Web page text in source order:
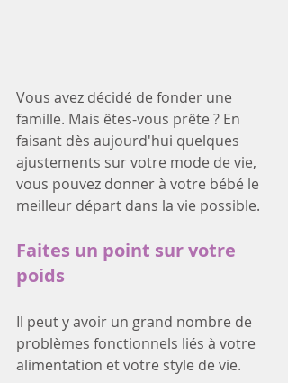
Vous avez décidé de fonder une
famille. Mais êtes-vous prête ? En
faisant dès aujourd'hui quelques
ajustements sur votre mode de vie,
vous pouvez donner à votre bébé le
meilleur départ dans la vie possible.
Faites un point sur votre
poids
Il peut y avoir un grand nombre de
problèmes fonctionnels liés à votre
alimentation et votre style de vie.